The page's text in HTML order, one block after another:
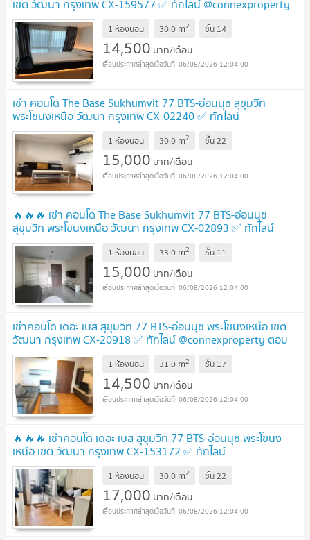
เขต วัฒนา กรุงเทพ CX-159577 ✅ ทักไลน์ @connexproperty
ตอบทันที ทีมงานมืออาชีพ ✅
1 ห้องนอน 30.0 m2 ชั้น 14
14,500 บาท/เดือน
06/08/2026 12:04:00
เช่า คอนโด The Base Sukhumvit 77 BTS-อ่อนนุช สุขุมวิท
พระโขนงเหนือ วัฒนา กรุงเทพ CX-02240 ✅ ทักไลน์
@connexproperty ตอบทันที ทีมงานมืออาชีพ ✅
1 ห้องนอน 30.0 m2 ชั้น22
15,000 บาท/เดือน
06/08/2026 12:04:00
🔥🔥🔥 เช่า คอนโด The Base Sukhumvit 77 BTS-อ่อนนุช
สุขุมวิท พระโขนงเหนือ วัฒนา กรุงเทพ CX-02893 ✅ ทักไลน์
@connexproperty ตอบทันที ทีมงานมืออาชีพ ✅ 🔥🔥🔥
1 ห้องนอน 33.0 m2 ชั้น 11
15,000 บาท/เดือน
06/08/2026 12:04:00
เช่าคอนโด เดอะ เบส สุขุมวิท 77 BTS-อ่อนนุช พระโขนงเหนือ เขต
วัฒนา กรุงเทพ CX-20918 ✅ ทักไลน์ @connexproperty ตอบ
ทันที ทีมงานมืออาชีพ ✅
1 ห้องนอน 31.0 m2 ชั้น 17
14,500 บาท/เดือน
06/08/2026 12:04:00
🔥🔥🔥 เช่าคอนโด เดอะ เบส สุขุมวิท 77 BTS-อ่อนนุช พระโขนง
เหนือ เขต วัฒนา กรุงเทพ CX-153172 ✅ ทักไลน์
@connexproperty ตอบทันที ทีมงานมืออาชีพ ✅ 🔥🔥🔥
1 ห้องนอน 30.0 m2 ชั้น22
17,000 บาท/เดือน
06/08/2026 12:04:00